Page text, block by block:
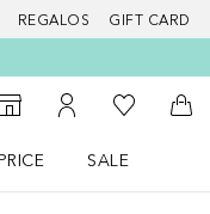
REGALOS GIFT CARD
Al Storefinder
Mi cuenta
Mi lista de
A
SALE